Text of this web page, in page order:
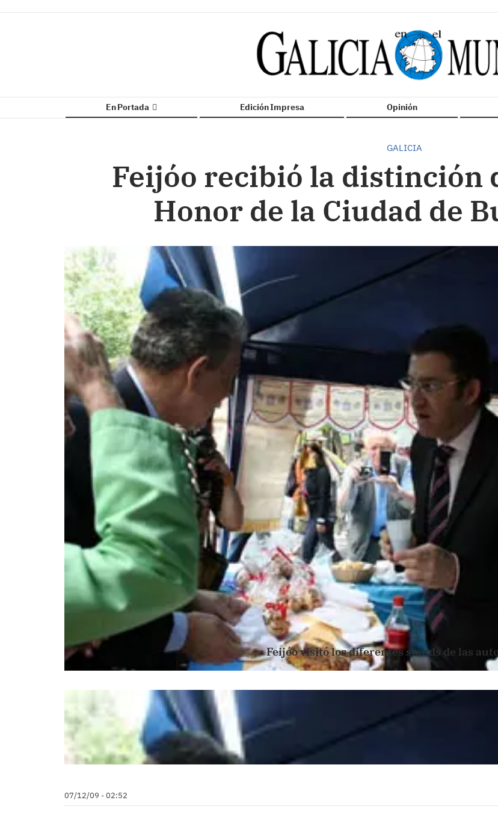
En Portada Edición Impresa Opinión
GALICIA
Feijóo recibió la distinción
Honor de la Ciudad de
Feijóo visitó los diferentes stands de las
07/12/09 - 02:52